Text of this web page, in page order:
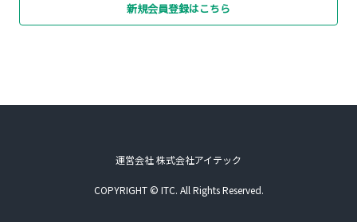
新規会員登録はこちら
運営会社 株式会社アイテック
COPYRIGHT © ITC. All Rights Reserved.